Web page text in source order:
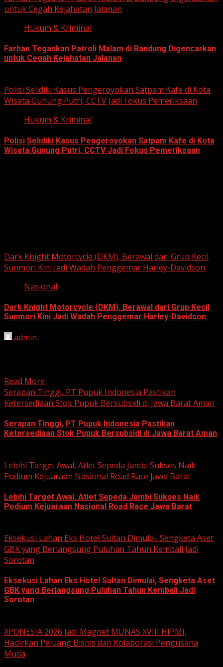
untuk Cegah Kejahatan Jalanan
Hukum & Kriminal
Farhan Tegaskan Patroli Malam di Bandung Digencarkan
untuk Cegah Kejahatan Jalanan
Polisi Selidiki Kasus Pengeroyokan Satpam Kafe di Kota
Wisata Gunung Putri, CCTV Jadi Fokus Pemeriksaan
Hukum & Kriminal
Polisi Selidiki Kasus Pengeroyokan Satpam Kafe di Kota
Wisata Gunung Putri, CCTV Jadi Fokus Pemeriksaan
Dark Knight Motorcycle (DKM), Berawal dari Grup Kecil
Sunmori Kini Jadi Wadah Penggemar Harley-Davidson
Nasional
Dark Knight Motorcycle (DKM), Berawal dari Grup Kecil
Sunmori Kini Jadi Wadah Penggemar Harley-Davidson
admin
Read More
Serapan Tinggi, PT Pupuk Indonesia Pastikan
Ketersediaan Stok Pupuk Bersubsidi di Jawa Barat Aman
Serapan Tinggi, PT Pupuk Indonesia Pastikan
Ketersediaan Stok Pupuk Bersubsidi di Jawa Barat Aman
Lebihi Target Awal, Atlet Sepeda Jambi Sukses Naik
Podium Kejuaraan Nasional Road Race Jawa Barat
Lebihi Target Awal, Atlet Sepeda Jambi Sukses Naik
Podium Kejuaraan Nasional Road Race Jawa Barat
Eksekusi Lahan Eks Hotel Sultan Dimulai, Sengketa Aset
GBK yang Berlangsung Puluhan Tahun Kembali Jadi
Sorotan
Eksekusi Lahan Eks Hotel Sultan Dimulai, Sengketa Aset
GBK yang Berlangsung Puluhan Tahun Kembali Jadi
Sorotan
XPONESIA 2026 Jadi Magnet MUNAS XVIII HIPMI,
Hadirkan Peluang Bisnis dan Kolaborasi Pengusaha
Muda